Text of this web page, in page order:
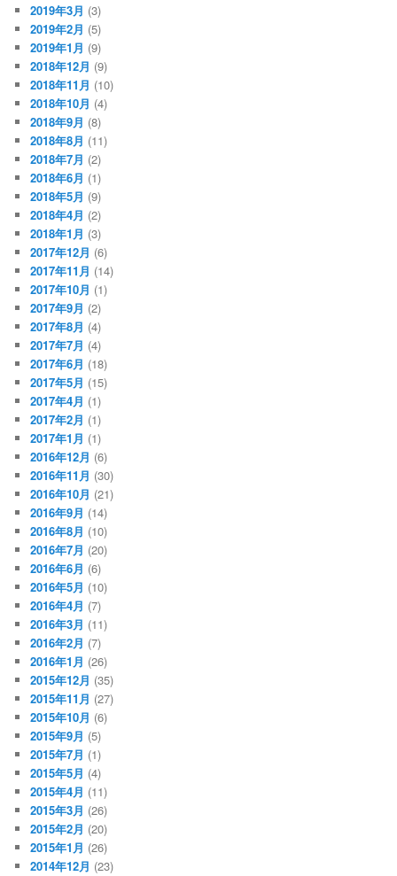
2019年3月 (3)
2019年2月 (5)
2019年1月 (9)
2018年12月 (9)
2018年11月 (10)
2018年10月 (4)
2018年9月 (8)
2018年8月 (11)
2018年7月 (2)
2018年6月 (1)
2018年5月 (9)
2018年4月 (2)
2018年1月 (3)
2017年12月 (6)
2017年11月 (14)
2017年10月 (1)
2017年9月 (2)
2017年8月 (4)
2017年7月 (4)
2017年6月 (18)
2017年5月 (15)
2017年4月 (1)
2017年2月 (1)
2017年1月 (1)
2016年12月 (6)
2016年11月 (30)
2016年10月 (21)
2016年9月 (14)
2016年8月 (10)
2016年7月 (20)
2016年6月 (6)
2016年5月 (10)
2016年4月 (7)
2016年3月 (11)
2016年2月 (7)
2016年1月 (26)
2015年12月 (35)
2015年11月 (27)
2015年10月 (6)
2015年9月 (5)
2015年7月 (1)
2015年5月 (4)
2015年4月 (11)
2015年3月 (26)
2015年2月 (20)
2015年1月 (26)
2014年12月 (23)